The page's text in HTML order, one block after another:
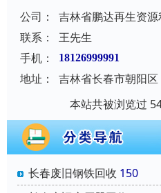
公司：
吉林省鹏达再生资
联系：
王先生
手机：
18126999991
地址：
吉林省长春市朝阳区
本站共被浏览过
长春废旧钢铁回收 150